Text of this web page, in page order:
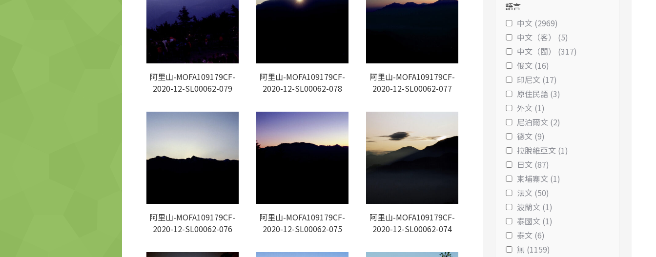
阿里山-MOFA109179CF-
2020-12-SL00062-079
阿里山-MOFA109179CF-
2020-12-SL00062-078
阿里山-MOFA109179CF-
2020-12-SL00062-077
阿里山-MOFA109179CF-
2020-12-SL00062-076
阿里山-MOFA109179CF-
2020-12-SL00062-075
阿里山-MOFA109179CF-
2020-12-SL00062-074
語言
中文 (2969)
中文（客） (5)
中文（閩） (317)
俄文 (16)
印尼文 (17)
原住民語 (3)
外文 (1)
尼泊爾文 (2)
德文 (9)
拉脫維亞文 (1)
日文 (87)
柬埔寨文 (1)
法文 (50)
波蘭文 (1)
泰國文 (1)
泰文 (6)
無 (1159)